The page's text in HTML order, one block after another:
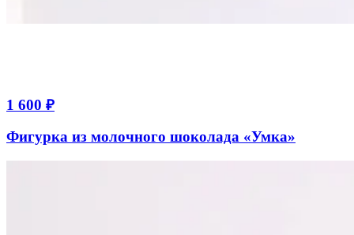
1 600 ₽
Фигурка из молочного шоколада «Умка»